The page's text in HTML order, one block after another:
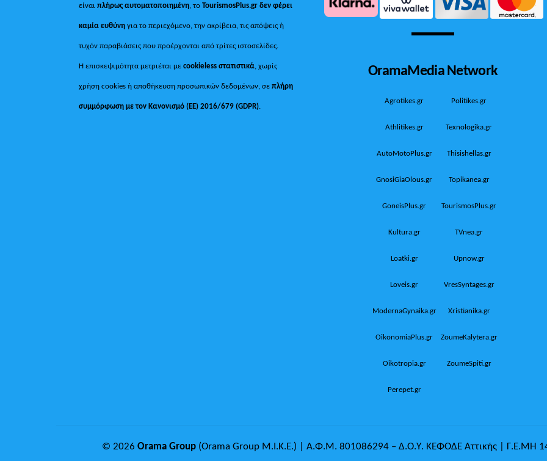
είναιπλήρως αυτοματοποιημένη, τοTourismosPlus.gr δεν φέρει
καμία ευθύνη για το περιεχόμενο, την ακρίβεια, τις απόψεις ή
τυχόν παραβιάσεις που προέρχονται από τρίτες ιστοσελίδες.
Η επισκεψιμότητα μετριέται μεcookieless στατιστικά, χωρίς
χρήση cookies ή αποθήκευση προσωπικών δεδομένων, σεπλήρη
συμμόρφωση με τον Κανονισμό (ΕΕ) 2016/679 (GDPR).
OramaMedia Network
Agrotikes.gr Politikes.gr
Athlitikes.gr Texnologika.gr
AutoMotoPlus.gr Thisishellas.gr
GnosiGiaOlous.gr Topikanea.gr
GoneisPlus.gr TourismosPlus.gr
Kultura.gr TVnea.gr
Loatki.gr Upnow.gr
Loveis.gr VresSyntages.gr
ModernaGynaika.gr Xristianika.gr
OikonomiaPlus.gr ZoumeKalytera.gr
Oikotropia.gr ZoumeSpiti.gr
Perepet.gr
© 2026 Orama Group(Orama Group Μ.Ι.Κ.Ε.) | Α.Φ.Μ. 801086294 – Δ.Ο.Υ. ΚΕΦΟΔΕ Αττικής | Γ.Ε.ΜΗ